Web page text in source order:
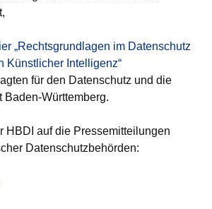
„Rechtsgrundlagen im Datenschutz
Künstlicher Intelligenz“
neuen Fenster
für den Datenschutz und die
Baden-Württemberg.
HBDI auf die Pressemitteilungen
Datenschutzbehörden:
neuen Fenster